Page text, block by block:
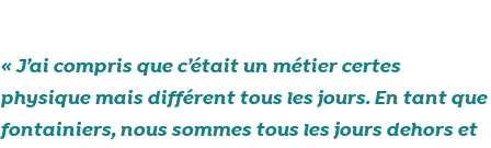
J’ai compris que c’était un métier certes
physique mais différent tous les jours. En tant que
fontainiers, nous sommes tous les jours dehors et